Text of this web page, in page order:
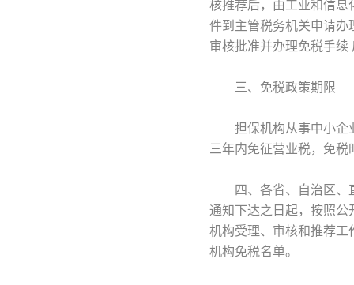
核推荐后，由工业和信息
件到主管税务机关申请办
审核批准并办理免税手
三、免税政策期限
担保机构从事中小企业
三年内免征营业税，免
四、各省、自治区、直
通知下达之日起，按照公
机构受理、审核和推荐工
机构免税名单。